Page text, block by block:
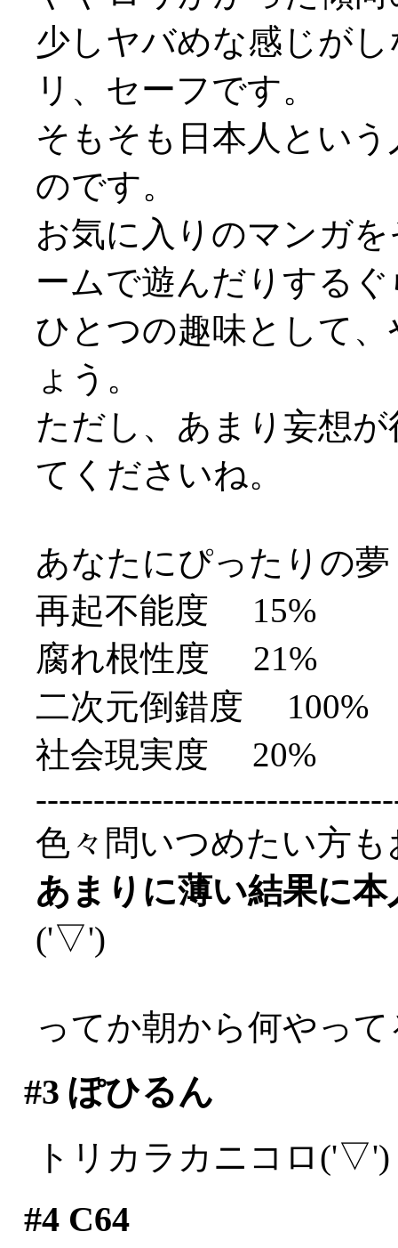
少しヤバめな感じが
リ、セーフです。
そもそも日本人とい
のです。
お気に入りのマンガ
ームで遊んだりする
ひとつの趣味として
ょう。
ただし、あまり妄想
てくださいね。
あなたにぴったりの
再起不能度 15%
腐れ根性度 21%
二次元倒錯度 100%
社会現実度 20%
色々問いつめたい方
あまりに薄い結果に
('▽')
ってか朝から何やっ
#3 ぽひるん
トリカラカニコロ('▽')
#4C64